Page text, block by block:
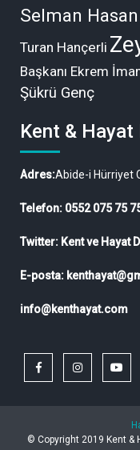
Selman
Turan Hançerli
Başkanı Ekrem
Şükrü Genç
Kent & Hayat
Adres:Abide-i Hürriyet
Telefon: 0552 075 75
Twitter: Kent ve Hayat
E-posta:
info@kenthayat.com
facebookinstagram
© Copyright 2019 Kent &